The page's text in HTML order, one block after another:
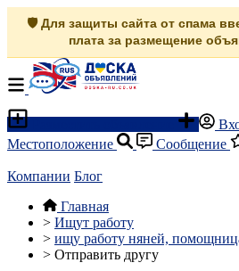
🛡️ Для защиты сайта от спама
плата за размещение
Местоположение
Сообщение
Компании Блог
Главная
> Ищут работу
> ищу работу няней,
> Отправить другу